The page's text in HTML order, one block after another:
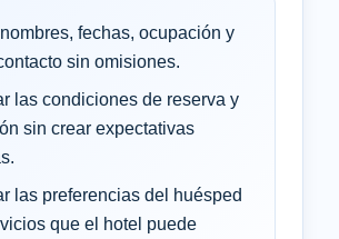
fechas, ocupación y
sin omisiones.
las condiciones de reserva y
sin crear expectativas
las preferencias del huésped
que el hotel puede